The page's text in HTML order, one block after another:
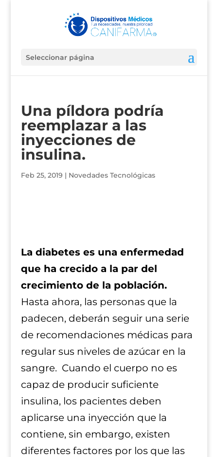
Seleccionar página
Una píldora podría
reemplazar a las
inyecciones de
insulina.
Feb 25, 2019 | Novedades Tecnológicas
La diabetes es una enfermedad
que ha crecido a la par del
crecimiento de la población.
Hasta ahora, las personas que la
padecen, deberán seguir una serie
de recomendaciones médicas para
regular sus niveles de azúcar en la
sangre. Cuando el cuerpo no es
capaz de producir suficiente
insulina, los pacientes deben
aplicarse una inyección que la
contiene, sin embargo, existen
diferentes factores por los que las